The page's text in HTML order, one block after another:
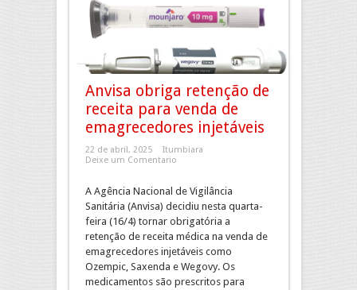
Anvisa obriga retenção de
receita para venda de
emagrecedores injetáveis
22 de abril, 2025
Itumbiara
Deixe um Comentario
A Agência Nacional de Vigilância
Sanitária (Anvisa) decidiu nesta quarta-
feira (16/4) tornar obrigatória a
retenção de receita médica na venda de
emagrecedores injetáveis como
Ozempic, Saxenda e Wegovy. Os
medicamentos são prescritos para